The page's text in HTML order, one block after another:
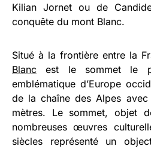
Kilian Jornet ou de
conquête du mont Blanc.
Situé à la frontière entre la
Blanc est le sommet le
emblématique d’Europe
de la chaîne des Alpes
mètres. Le sommet, objet
nombreuses œuvres
siècles représenté un